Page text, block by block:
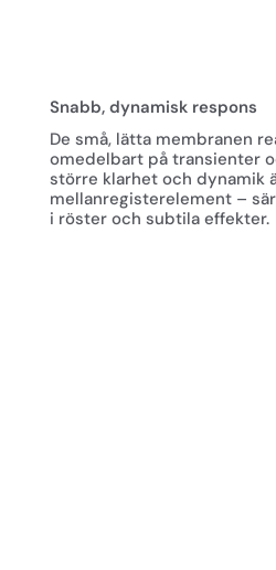
Snabb, dynamisk respons
De små, lätta membranen
omedelbart på transienter
större klarhet och dynamik
mellanregisterelement –
i röster och subtila effekter.